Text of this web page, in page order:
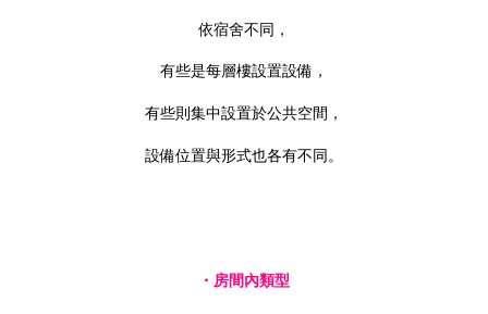
依宿舍不同，
有些是每層樓設置設備，
有些則集中設置於公共空間，
設備位置與形式也各有不同。
・房間內類型